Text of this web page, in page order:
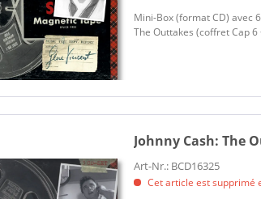
Mini-Box (format CD) avec
The Outtakes (coffret Cap
Johnny Cash: The
Art-Nr.: BCD16325
Cet article est supprimé